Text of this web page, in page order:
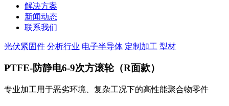
解决方案
新闻动态
联系我们
光伏紧固件 分析行业 电子半导体 定制加工 型材
PTFE-防静电6-9次方滚轮（R面款）
专业加工用于恶劣环境、复杂工况下的高性能聚合物零件